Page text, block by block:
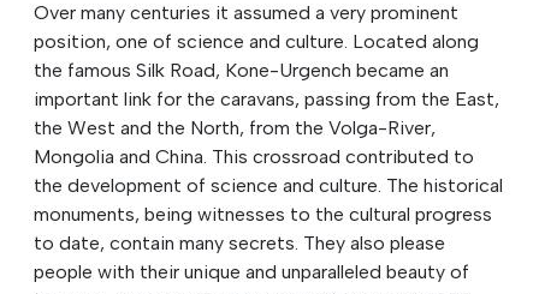
Over many centuries it assumed a very prominent
position, one of science and culture. Located along
the famous Silk Road, Kone-Urgench became an
important link for the caravans, passing from the East,
the West and the North, from the Volga-River,
Mongolia and China. This crossroad contributed to
the development of science and culture. The historical
monuments, being witnesses to the cultural progress
to date, contain many secrets. They also please
people with their unique and unparalleled beauty of